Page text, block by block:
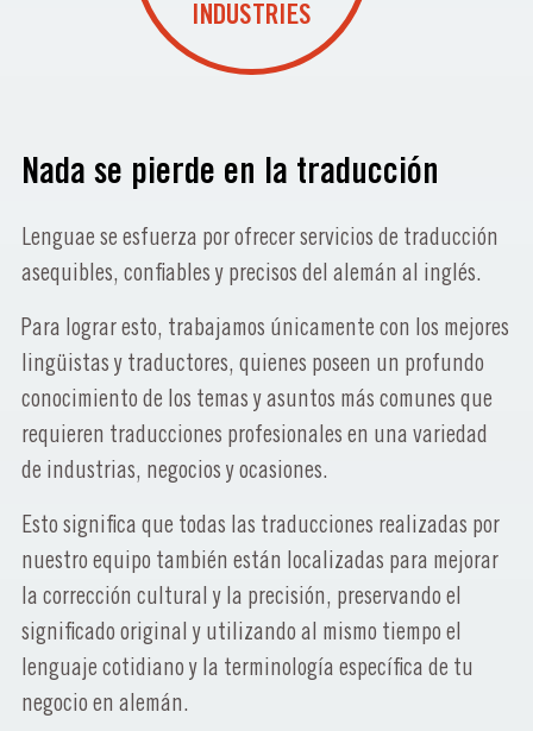
INDUSTRIES
Nada se pierde en la traducción
Lenguae se esfuerza por ofrecer servicios de traducción
asequibles, confiables y precisos del alemán al inglés.
Para lograr esto, trabajamos únicamente con los mejores
lingüistas y traductores, quienes poseen un profundo
conocimiento de los temas y asuntos más comunes que
requieren traducciones profesionales en una variedad
de industrias, negocios y ocasiones.
Esto significa que todas las traducciones realizadas por
nuestro equipo también están localizadas para mejorar
la corrección cultural y la precisión, preservando el
significado original y utilizando al mismo tiempo el
lenguaje cotidiano y la terminología específica de tu
negocio en alemán.